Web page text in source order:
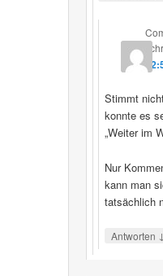
Stimmt
konnte es
„Weiter im
Nur
kann man
tatsächlich
Antworten ↓